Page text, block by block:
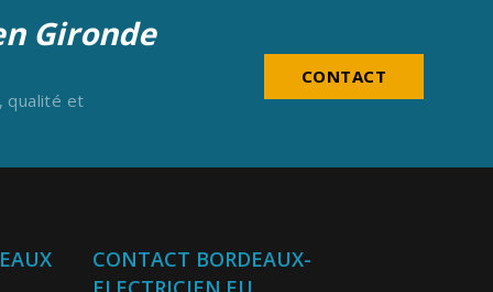
Gironde
qualité et
CONTACT
CONTACT BORDEAUX-